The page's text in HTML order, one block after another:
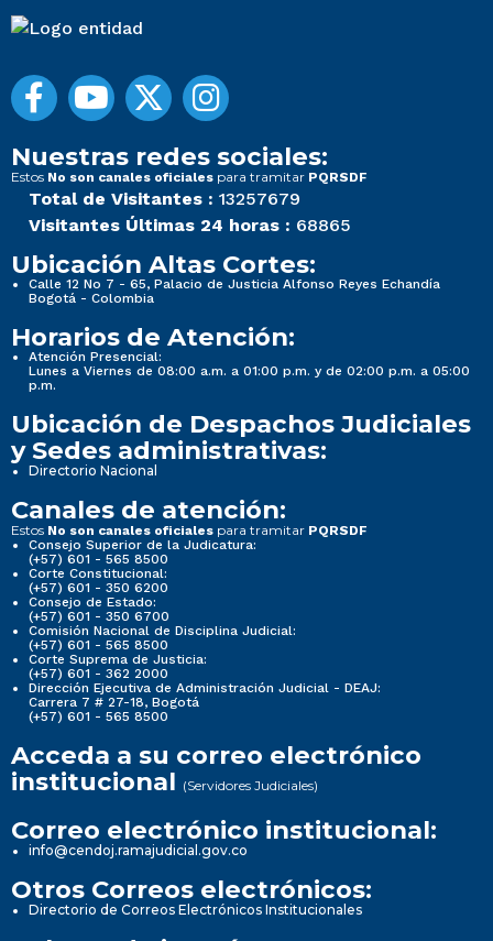
Nuestras redes sociales:
Estos No son canales oficiales para tramitar PQRSDF
Total de Visitantes : 13257679
Visitantes Últimas 24 horas : 68865
Ubicación Altas Cortes:
Calle 12 No 7 - 65, Palacio de Justicia Alfonso Reyes Echandía
Bogotá - Colombia
Horarios de Atención:
Atención Presencial:
Lunes a Viernes de 08:00 a.m. a 01:00 p.m. y de 02:00 p.m. a 05:00
p.m.
Ubicación de Despachos Judiciales
y Sedes administrativas:
Directorio Nacional
Canales de atención:
Estos No son canales oficiales para tramitar PQRSDF
Consejo Superior de la Judicatura:
(+57) 601 - 565 8500
Corte Constitucional:
(+57) 601 - 350 6200
Consejo de Estado:
(+57) 601 - 350 6700
Comisión Nacional de Disciplina Judicial:
(+57) 601 - 565 8500
Corte Suprema de Justicia:
(+57) 601 - 362 2000
Dirección Ejecutiva de Administración Judicial - DEAJ:
Carrera 7 # 27-18, Bogotá
(+57) 601 - 565 8500
Acceda a su correo electrónico
institucional (Servidores Judiciales)
Correo electrónico institucional:
info@cendoj.ramajudicial.gov.co
Otros Correos electrónicos:
Directorio de Correos Electrónicos Institucionales